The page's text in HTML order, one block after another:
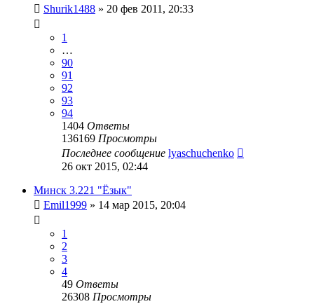
Shurik1488 » 20 фев 2011, 20:33
1
…
90
91
92
93
94
1404 Ответы
136169 Просмотры
Последнее сообщение lyaschuchenko
26 окт 2015, 02:44
Минск 3.221 "Ёзык"
Emil1999 » 14 мар 2015, 20:04
1
2
3
4
49 Ответы
26308 Просмотры